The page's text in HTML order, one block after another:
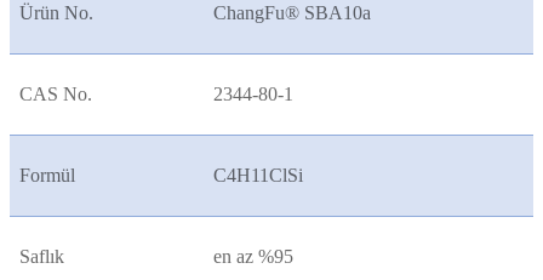
Ürün No. ChangFu® SBA10a
CAS No. 2344-80-1
Formül C4H11ClSi
Saflık en az %95